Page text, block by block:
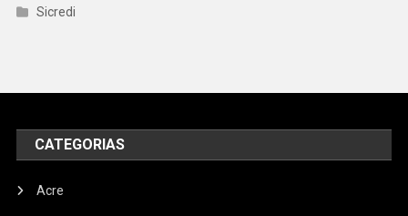
Sicredi
CATEGORIAS
Acre